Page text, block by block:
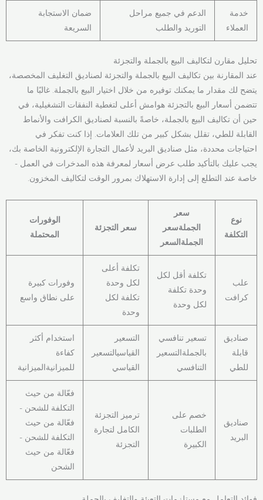
خدمة
العملاء
الدعم في جميع مراحل
التوريد والطلب
ضمان الاستجابة
السريعة
تحليل مقارن لتكاليف البيع بالجملة والتجزئة
عند المقارنة بين تكاليف البيع بالجملة والتجزئة لصناديق التغليف المخصصة،
يتضح لك مقدار ما يمكنك توفيره من خلال اختيار البيع بالجملة. غالبًا ما
تتضمن أسعار البيع بالتجزئة هوامش أعلى لتغطية النفقات التشغيلية، في
حين أن تكاليف البيع بالجملة، خاصةً بالنسبة لصناديق الكرافت والأنماط
القابلة للطي، تقلل بشكل كبير من تلك العلامات. إذا كنت تفكر في
احتياجات محددة، مثل صناديق البريد لأعمال التجارة الإلكترونية الخاصة بك،
يجب عليك بالتأكيد طلب عرض أسعار لمعرفة هذه المدخرات في العمل -
خاصة عند التطلع إلى إدارة الاستهلاك بمرور الوقت لتكاليف المخزون.
نوع
التكلفة
سعر
الجملةسعر
الجملةالسعر
سعر التجزئة
الوفورات
المحتملة
علب
كرافت
تكلفة أقل لكل
وحدة تكلفة
لكل وحدة
تكلفة أعلى
لكل وحدة
تكلفة لكل
وحدة
وفورات كبيرة
على نطاق واسع
صناديق
قابلة
للطي
تسعير تنافسي
بالجملةالتسعير
التنافسي
التسعير
القياسيالتسعير
القياسي
استخدام أكثر
كفاءة
للميزانيةالميزانية
صناديق
البريد
خصم على
الطلبات
الكبيرة
ترميز التجزئة
الكامل لتجارة
التجزئة
فعّالة من حيث
التكلفة للشحن -
فعّالة من حيث
التكلفة للشحن -
فعّالة من حيث
الشحن